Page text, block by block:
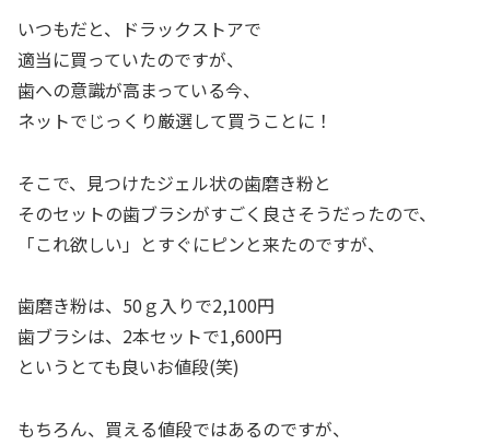
いつもだと、ドラックストアで
適当に買っていたのですが、
歯への意識が高まっている今、
ネットでじっくり厳選して買うことに！
そこで、見つけたジェル状の歯磨き粉と
そのセットの歯ブラシがすごく良さそうだったので、
「これ欲しい」とすぐにピンと来たのですが、
歯磨き粉は、50ｇ入りで2,100円
歯ブラシは、2本セットで1,600円
というとても良いお値段(笑)
もちろん、買える値段ではあるのですが、